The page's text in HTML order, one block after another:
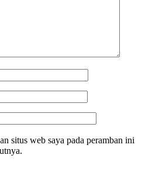
situs web saya pada peramban ini